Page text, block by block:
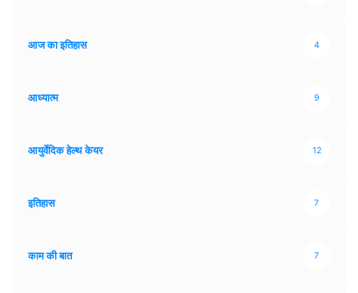
आज का इतिहास 4
आध्यात्म 9
आयुर्वेदिक हेल्थ केयर 12
इतिहास 7
काम की बात 7